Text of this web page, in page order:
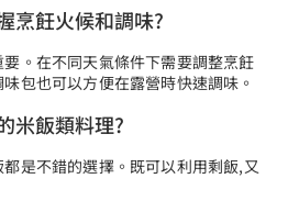
烹飪火候和調味?
。在不同天氣條件下需要調整烹飪
包也可以方便在露營時快速調味。
米飯類料理?
是不錯的選擇。既可以利用剩飯,又